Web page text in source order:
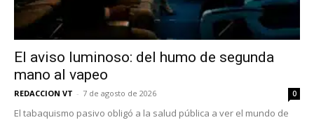
El aviso luminoso: del humo de segunda
mano al vapeo
REDACCION VT - 7 de agosto de 2026 0
El tabaquismo pasivo obligó a la salud pública a ver el mundo de